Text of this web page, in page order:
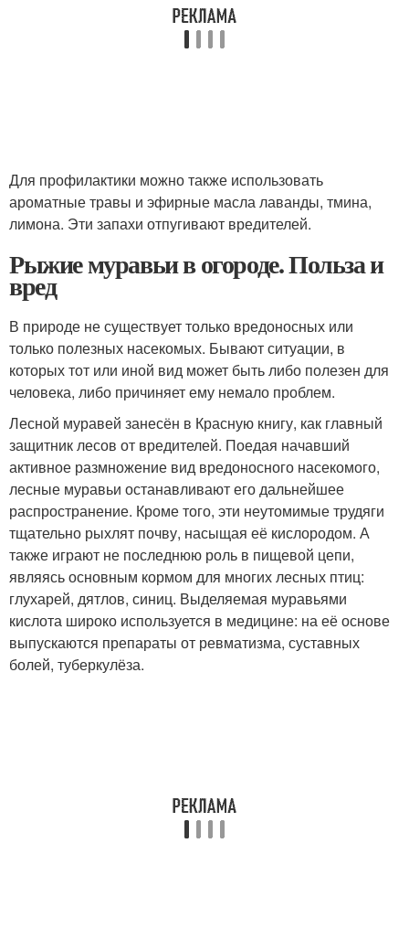
Для профилактики можно также использовать
ароматные травы и эфирные масла лаванды, тмина,
лимона. Эти запахи отпугивают вредителей.
Рыжие муравьи в огороде. Польза и
вред
В природе не существует только вредоносных или
только полезных насекомых. Бывают ситуации, в
которых тот или иной вид может быть либо полезен для
человека, либо причиняет ему немало проблем.
Лесной муравей занесён в Красную книгу, как главный
защитник лесов от вредителей. Поедая начавший
активное размножение вид вредоносного насекомого,
лесные муравьи останавливают его дальнейшее
распространение. Кроме того, эти неутомимые трудяги
тщательно рыхлят почву, насыщая её кислородом. А
также играют не последнюю роль в пищевой цепи,
являясь основным кормом для многих лесных птиц:
глухарей, дятлов, синиц. Выделяемая муравьями
кислота широко используется в медицине: на её основе
выпускаются препараты от ревматизма, суставных
болей, туберкулёза.